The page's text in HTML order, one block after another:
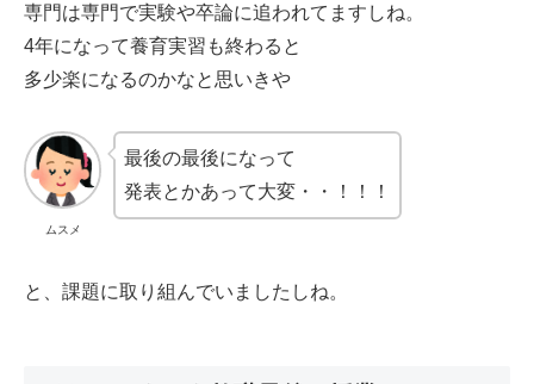
専門は専門で実験や卒論に追われてますしね。
4年になって養育実習も終わると
多少楽になるのかなと思いきや
ムスメ
最後の最後になって
発表とかあって大変・・！！！
と、課題に取り組んでいましたしね。